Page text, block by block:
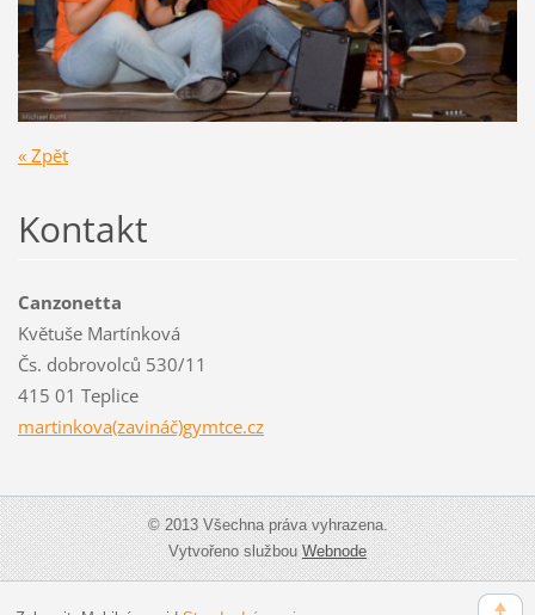
« Zpět
Kontakt
Canzonetta
Květuše Martínková
Čs. dobrovolců 530/11
415 01 Teplice
martinkova(zavináč)gymtce.cz
© 2013 Všechna práva vyhrazena.
Vytvořeno službouWebnode